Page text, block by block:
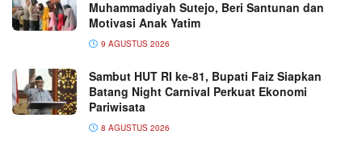
Muhammadiyah Sutejo, Beri Santunan dan
Motivasi Anak Yatim
9 AGUSTUS 2026
Sambut HUT RI ke-81, Bupati Faiz Siapkan
Batang Night Carnival Perkuat Ekonomi
Pariwisata
8 AGUSTUS 2026